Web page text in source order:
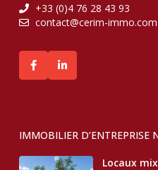
+33 (0)4 76 28 43 93
contact@cerim-immo.com
IMMOBILIER D’ENTREPRISE
Locaux